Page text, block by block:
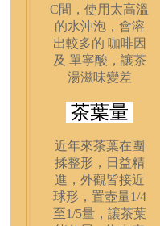
C間，使用太高溫
的水沖泡，會溶
出較多的 咖啡因
及 單寧酸，讓茶
湯滋味變差
茶葉量
近年來茶葉在團
揉整形，日益精
進，外觀皆接近
球形，置壺量1/4
至1/5量，讓茶葉